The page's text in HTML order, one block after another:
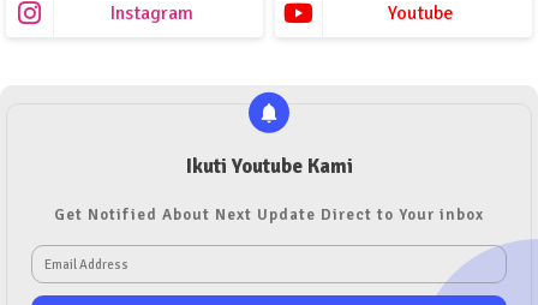
Instagram Youtube
Ikuti Youtube Kami
Get Notified About Next Update Direct to Your inbox